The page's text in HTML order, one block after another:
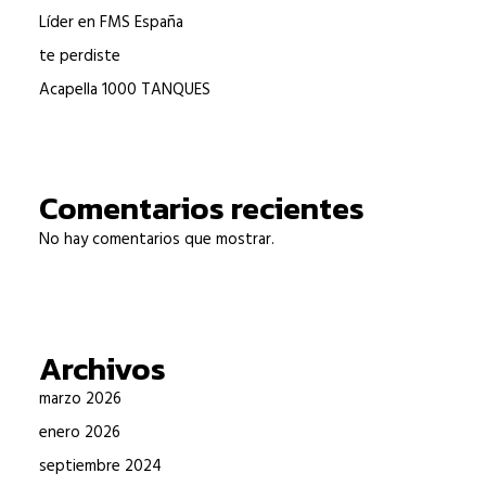
Líder en FMS España
te perdiste
Acapella 1000 TANQUES
Comentarios recientes
No hay comentarios que mostrar.
Archivos
marzo 2026
enero 2026
septiembre 2024